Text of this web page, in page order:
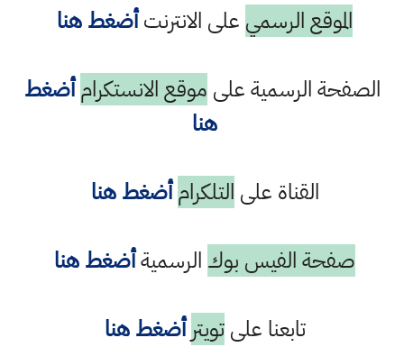
الموقع الرسمي على الانترنتأضغط هنا
الصفحة الرسمية على موقع الانستكرام أضغط
هنا
القناة على التلكرام أضغط هنا
صفحة الفيس بوك الرسميةأضغط هنا
تابعنا علىتويتر أضغط هنا